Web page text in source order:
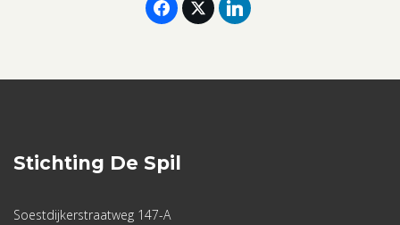
Stichting De Spil
Soestdijkerstraatweg 147-A